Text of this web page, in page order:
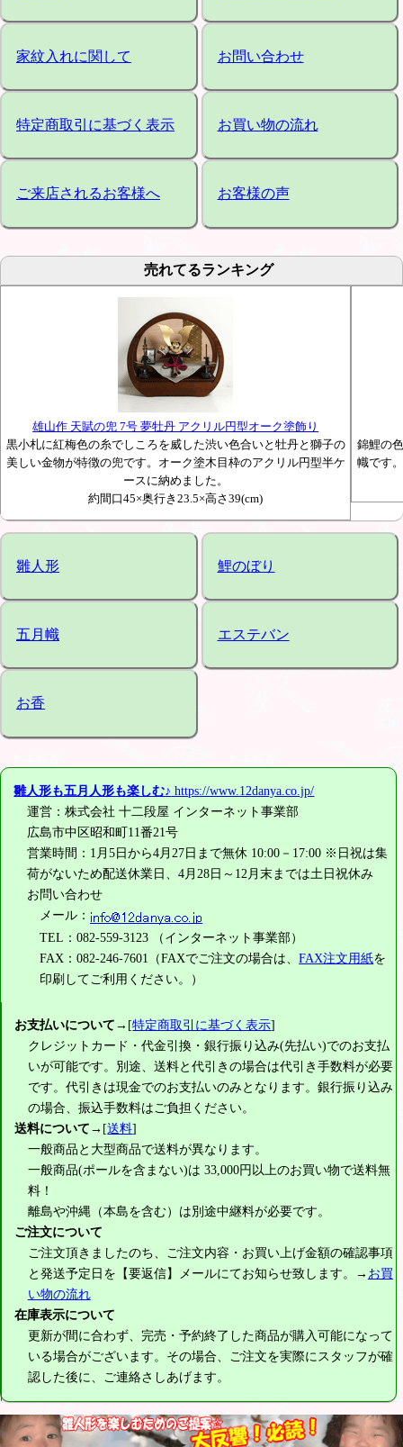
家紋入れに関して お問い合わせ
特定商取引に基づく表示 お買い物の流れ
ご来店されるお客様へ お客様の声
売れてるランキング
雄山作 天賦の兜 7号 夢牡丹 アクリル円型オーク塗飾り
黒小札に紅梅色の糸でしころを威した渋い色合いと牡丹と獅子の
美しい金物が特徴の兜です。オーク塗木目枠のアクリル円型半ケ
ースに納めました。
約間口45×奥行き23.5×高さ39(cm)
錦鯉の
幟です
雛人形 鯉のぼり
五月幟 エステバン
お香
雛人形も五月人形も楽しむ♪ https://www.12danya.co.jp/
運営：株式会社 十二段屋 インターネット事業部
広島市中区昭和町11番21号
営業時間：1月5日から4月27日まで無休 10:00－17:00 ※日祝は集
荷がないため配送休業日、4月28日～12月末までは土日祝休み
お問い合わせ
メール：
TEL：082-559-3123 （インターネット事業部）
FAX：082-246-7601（FAXでご注文の場合は、FAX注文用紙を
印刷してご利用ください。）
お支払いについて→[特定商取引に基づく表示]
クレジットカード・代金引換・銀行振り込み(先払い)でのお支払
いが可能です。別途、送料と代引きの場合は代引き手数料が必要
です。代引きは現金でのお支払いのみとなります。銀行振り込み
の場合、振込手数料はご負担ください。
送料について→[送料]
一般商品と大型商品で送料が異なります。
一般商品(ポールを含まない)は 33,000円以上のお買い物で送料無
料！
離島や沖縄（本島を含む）は別途中継料が必要です。
ご注文について
ご注文頂きましたのち、ご注文内容・お買い上げ金額の確認事項
と発送予定日を【要返信】メールにてお知らせ致します。→ お買
い物の流れ
在庫表示について
更新が間に合わず、完売・予約終了した商品が購入可能になって
いる場合がございます。その場合、ご注文を実際にスタッフが確
認した後に、ご連絡さしあげます。